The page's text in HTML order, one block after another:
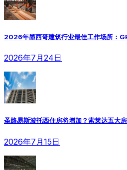
2026年墨西哥建筑行业最佳工作场所：
2026年7月24日
圣路易斯波托西住房将增加？索莱达五大
2026年7月15日